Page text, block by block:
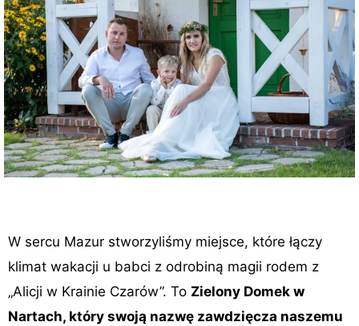
W sercu Mazur stworzyliśmy miejsce, które łączy
klimat wakacji u babci z odrobiną magii rodem z
„Alicji w Krainie Czarów”. To Zielony Domek w
Nartach, który swoją nazwę zawdzięcza naszemu